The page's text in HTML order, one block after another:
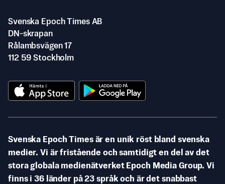
Svenska Epoch Times AB
DN-skrapan
Rålambsvägen 17
112 59 Stockholm
Svenska Epoch Times är en unik röst bland svenska
medier. Vi är fristående och samtidigt en del av det
stora globala medienätverket Epoch Media Group. Vi
finns i 36 länder på 23 språk och är det snabbast